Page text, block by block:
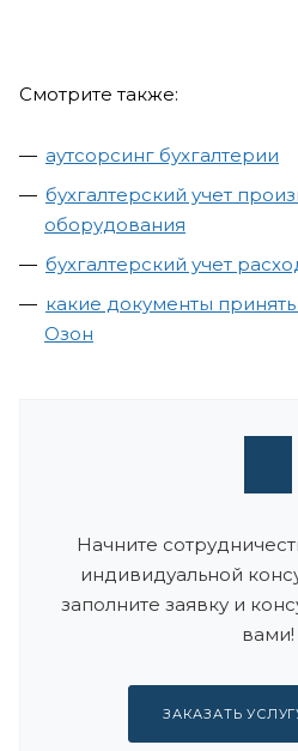
Смотрите также:
аутсорсинг бухгалтерии
бухгалтерский учет
оборудования
бухгалтерский учет
какие документы
Озон
Начните
индивидуальной
заполните заявку и
вами!
ЗАКАЗАТЬ